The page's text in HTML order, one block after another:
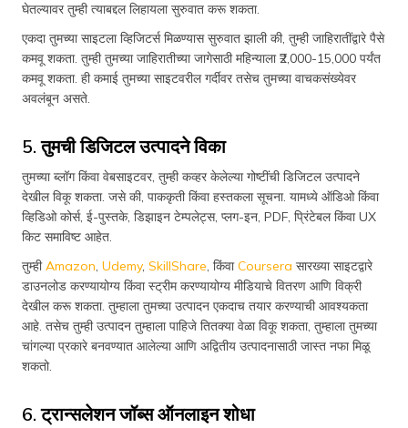
घेतल्यावर तुम्ही त्याबद्दल लिहायला सुरुवात करू शकता.
एकदा तुमच्या साइटला व्हिजिटर्स मिळण्यास सुरुवात झाली की, तुम्ही जाहिरातींद्वारे पैसे
कमवू शकता. तुम्ही तुमच्या जाहिरातीच्या जागेसाठी महिन्याला ₹2,000-15,000 पर्यंत
कमवू शकता. ही कमाई तुमच्या साइटवरील गर्दीवर तसेच तुमच्या वाचकसंख्येवर
अवलंबून असते.
5. तुमची डिजिटल उत्पादने विका
तुमच्या ब्लॉग किंवा वेबसाइटवर, तुम्ही कव्हर केलेल्या गोष्टींची डिजिटल उत्पादने
देखील विकू शकता. जसे की, पाककृती किंवा हस्तकला सूचना. यामध्ये ऑडिओ किंवा
व्हिडिओ कोर्स, ई-पुस्तके, डिझाइन टेम्पलेट्स, प्लग-इन, PDF, प्रिंटेबल किंवा UX
किट समाविष्ट आहेत.
तुम्हीAmazon, Udemy, SkillShare, किंवाCoursera सारख्या साइटद्वारे
डाउनलोड करण्यायोग्य किंवा स्ट्रीम करण्यायोग्य मीडियाचे वितरण आणि विक्री
देखील करू शकता. तुम्‍हाला तुमच्‍या उत्‍पादन एकदाच तयार करण्याची आवश्‍यकता
आहे. तसेच तुम्‍ही उत्पादन तुम्‍हाला पाहिजे तितक्‍या वेळा विकू शकता, तुम्‍हाला तुमच्या
चांगल्या प्रकारे बनवण्‍यात आलेल्‍या आणि अद्वितीय उत्‍पादनासाठी जास्त नफा मिळू
शकतो.
6. ट्रान्सलेशन जॉब्स ऑनलाइन शोधा